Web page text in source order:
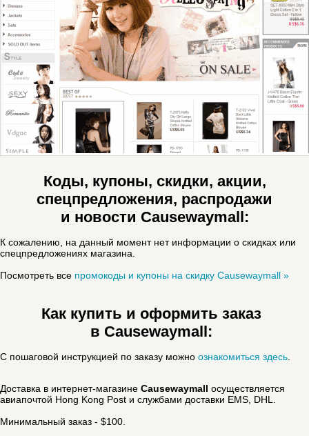
Коды, купоны, скидки, акции,
спецпредложения, распродажи
и новости Causewaymall:
К сожалению, на данный момент нет информации о скидках или
спецпредложениях магазина.
Посмотреть все промокоды и купоны на скидку Causewaymall »
Как купить и оформить заказ
в Causewaymall:
С пошаговой инструкцией по заказу можно ознакомиться здесь
Доставка в интернет-магазине Causewaymall осуществляется
авиапочтой Hong Kong Post и службами доставки EMS, DHL.
Минимальный заказ - $100.